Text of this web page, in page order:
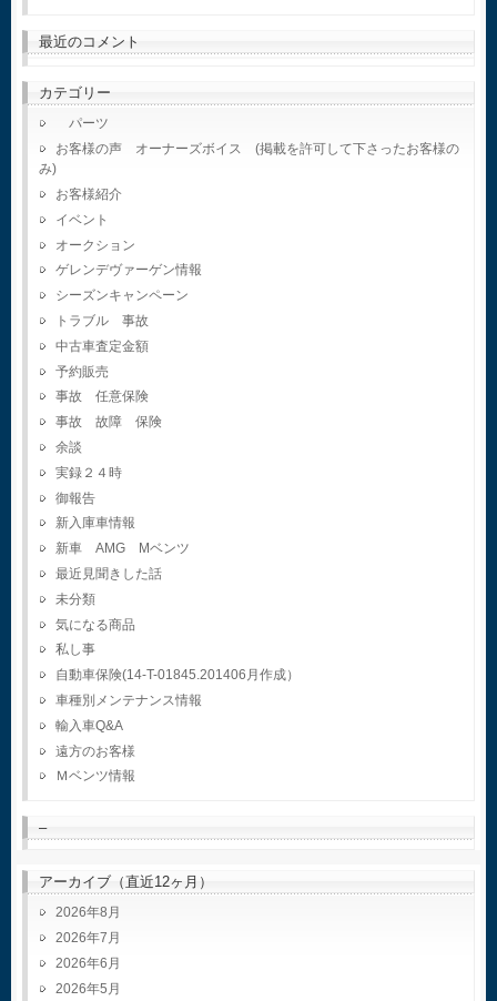
最近のコメント
カテゴリー
パーツ
お客様の声 オーナーズボイス (掲載を許可して下さったお客様の
み)
お客様紹介
イベント
オークション
ゲレンデヴァーゲン情報
シーズンキャンペーン
トラブル 事故
中古車査定金額
予約販売
事故 任意保険
事故 故障 保険
余談
実録２４時
御報告
新入庫車情報
新車 AMG Mベンツ
最近見聞きした話
未分類
気になる商品
私し事
自動車保険(14-T-01845.201406月作成）
車種別メンテナンス情報
輸入車Q&A
遠方のお客様
Ｍベンツ情報
–
アーカイブ（直近12ヶ月）
2026年8月
2026年7月
2026年6月
2026年5月